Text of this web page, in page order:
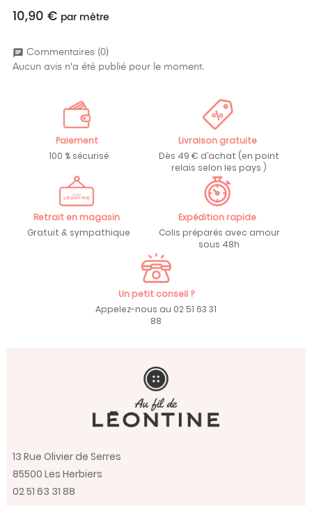
Prix
10,90 € par mètre
chat Commentaires (0)
Aucun avis n'a été publié pour le moment.
Paiement
100 % sécurisé
Livraison gratuite
Dès 49 € d’achat (en point
relais selon les pays )
Retrait en magasin
Gratuit & sympathique
Expédition rapide
Colis préparés avec amour
sous 48h
Un petit conseil ?
Appelez-nous au 02 51 63 31
88
13 Rue Olivier de Serres
85500 Les Herbiers
02 51 63 31 88